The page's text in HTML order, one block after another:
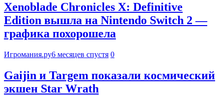
Xenoblade Chronicles X: Definitive
Edition вышла на Nintendo Switch 2 —
графика похорошела
Игромания.ру6 месяцев спустя 0
Gaijin и Targem показали космический
экшен Star Wrath